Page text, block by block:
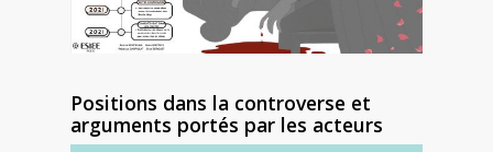
Positions dans la controverse et
arguments portés par les acteurs